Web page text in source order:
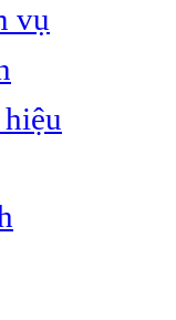
vụ